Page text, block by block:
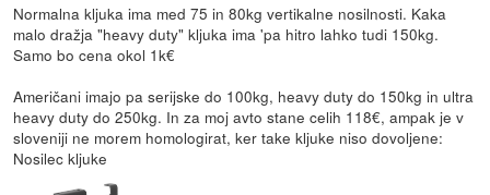
Normalna kljuka ima med 75 in 80kg vertikalne nosilnosti. Kaka
malo dražja "heavy duty" kljuka ima 'pa hitro lahko tudi 150kg.
Samo bo cena okol 1k€
Američani imajo pa serijske do 100kg, heavy duty do 150kg in ultra
heavy duty do 250kg. In za moj avto stane celih 118€, ampak je v
sloveniji ne morem homologirat, ker take kljuke niso dovoljene:
Nosilec kljuke